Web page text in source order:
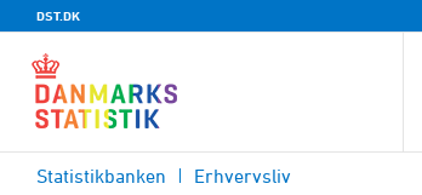
DST.DK
Statistikbanken Erhvervsliv